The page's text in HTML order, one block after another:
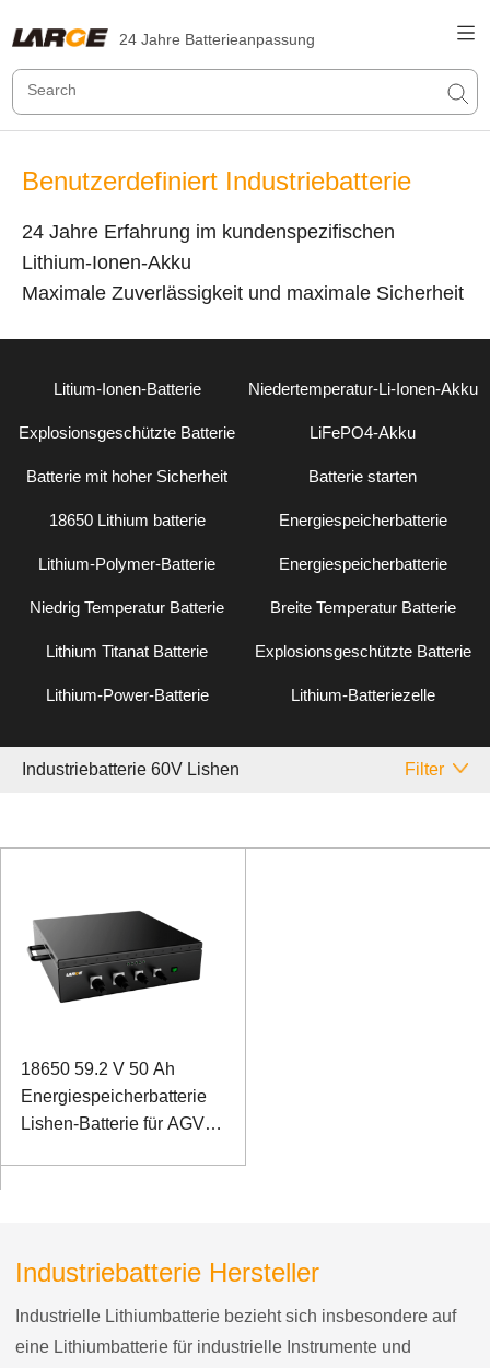
24 Jahre Batterieanpassung
Benutzerdefiniert Industriebatterie
24 Jahre Erfahrung im kundenspezifischen
Lithium-Ionen-Akku
Maximale Zuverlässigkeit und maximale Sicherheit
Litium-Ionen-Batterie Niedertemperatur-Li-Ionen-Akku
Explosionsgeschützte Batterie LiFePO4-Akku
Batterie mit hoher Sicherheit Batterie starten
18650 Lithium batterie Energiespeicherbatterie
Lithium-Polymer-Batterie Energiespeicherbatterie
Niedrig Temperatur Batterie Breite Temperatur Batterie
Lithium Titanat Batterie Explosionsgeschützte Batterie
Lithium-Power-Batterie Lithium-Batteriezelle
Industriebatterie 60V Lishen Filter
18650 59.2 V 50 Ah
Energiespeicherbatterie
Lishen-Batterie für AGV-
Industriebatterie Hersteller
Industrielle Lithiumbatterie bezieht sich insbesondere auf
eine Lithiumbatterie für industrielle Instrumente und